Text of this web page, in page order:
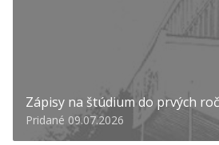
Zápisy na štúdium do prvých
Pridané 09.07.2026